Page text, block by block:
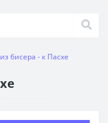
бисера - к Пасхе